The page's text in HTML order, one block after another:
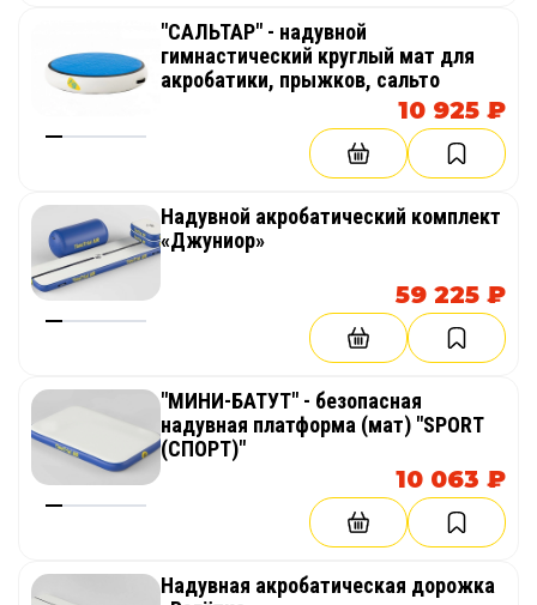
"САЛЬТАР" - надувной
гимнастический круглый мат для
акробатики, прыжков, сальто
10 925 ₽
Надувной акробатический комплект
«Джуниор»
59 225 ₽
"МИНИ-БАТУТ" - безопасная
надувная платформа (мат) "SPORT
(СПОРТ)"
10 063 ₽
Надувная акробатическая дорожка